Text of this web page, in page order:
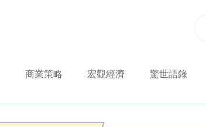
商業策略 宏觀經濟 驚世語錄